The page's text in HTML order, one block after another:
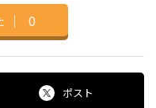
｜ 0
ポスト